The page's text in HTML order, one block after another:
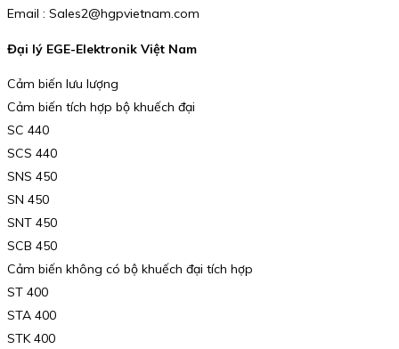
Email : Sales2@hgpvietnam.com
Đại lý EGE-Elektronik Việt Nam
Cảm biến lưu lượng
Cảm biến tích hợp bộ khuếch đại
SC 440
SCS 440
SNS 450
SN 450
SNT 450
SCB 450
Cảm biến không có bộ khuếch đại tích hợp
ST 400
STA 400
STK 400